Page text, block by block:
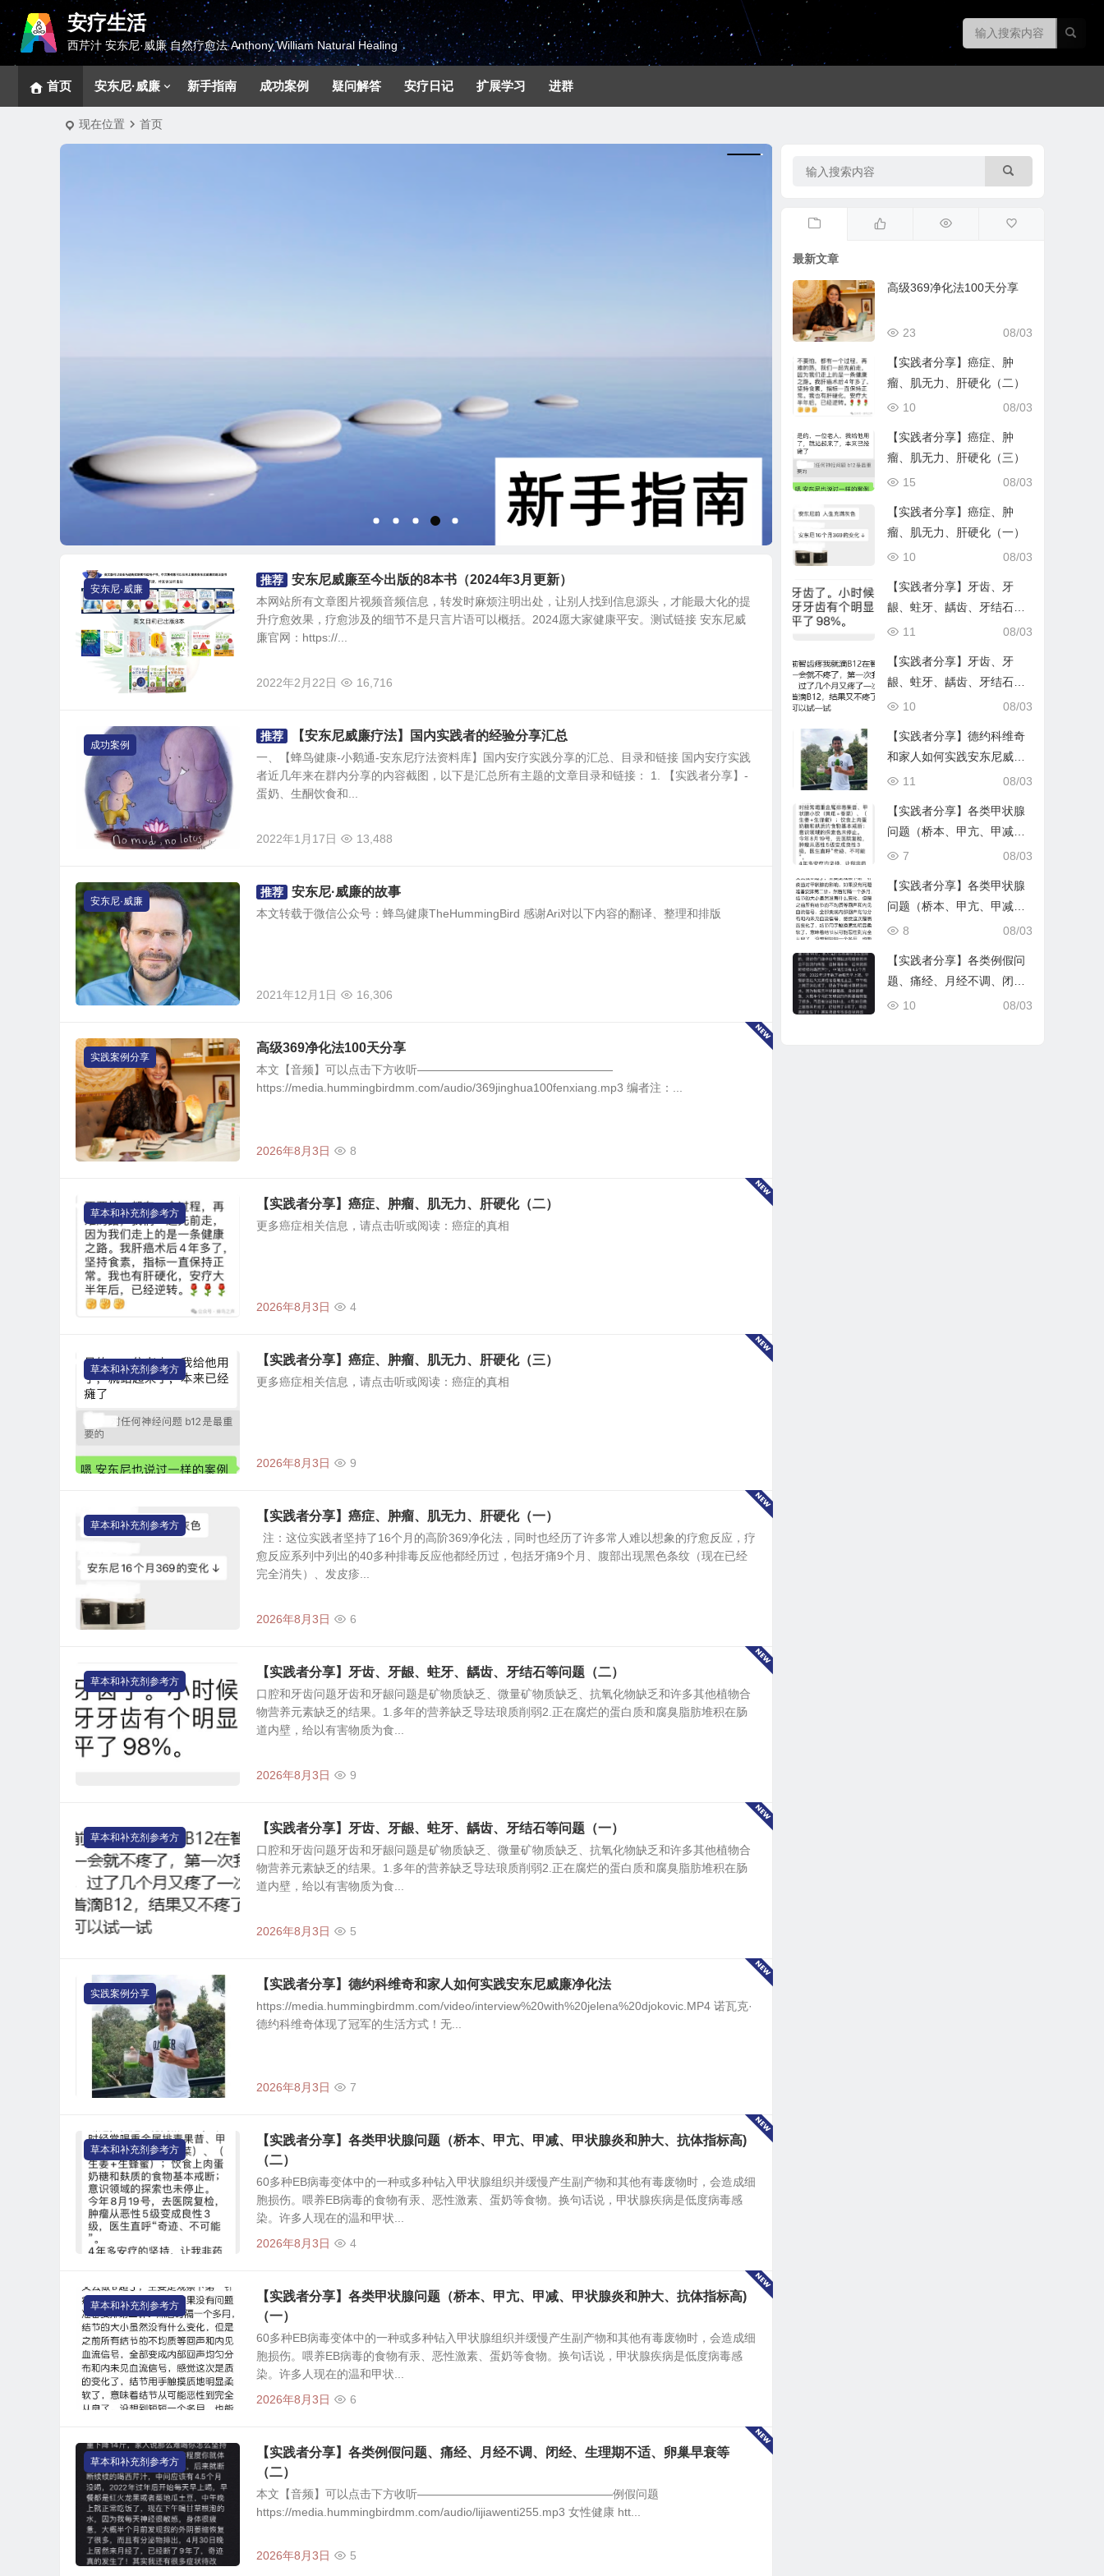
安疗生活
西芹汁 安东尼·威廉 自然疗愈法 Anthony William Natural Healing
首页 安东尼·威廉 新手指南 成功案例 疑问解答 安疗日记 扩展学习 进群
现在位置 首页
安东尼·威廉
推荐 安东尼威廉至今出版的8本书（2024年3月更新）
本网站所有文章图片视频音频信息，转发时麻烦注明出处，让别人找到信息源头，才能最大化的提
升疗愈效果，疗愈涉及的细节不是只言片语可以概括。2024愿大家健康平安。测试链接 安东尼威
廉官网：https://...
2022年2月22日 16,716
成功案例
推荐 【安东尼威廉疗法】国内实践者的经验分享汇总
一、【蜂鸟健康-小鹅通-安东尼疗法资料库】国内安疗实践分享的汇总、目录和链接 国内安疗实践
者近几年来在群内分享的内容截图，以下是汇总所有主题的文章目录和链接： 1. 【实践者分享】-
蛋奶、生酮饮食和...
2022年1月17日 13,488
安东尼·威廉
推荐 安东尼·威廉的故事
本文转载于微信公众号：蜂鸟健康TheHummingBird 感谢Ari对以下内容的翻译、整理和排版
2021年12月1日 16,306
实践案例分享
高级369净化法100天分享
本文【音频】可以点击下方收听—————————————————
https://media.hummingbirdmm.com/audio/369jinghua100fenxiang.mp3 编者注：...
2026年8月3日 8
草本和补充剂参考方
【实践者分享】癌症、肿瘤、肌无力、肝硬化（二）
更多癌症相关信息，请点击听或阅读：癌症的真相
2026年8月3日 4
草本和补充剂参考方
【实践者分享】癌症、肿瘤、肌无力、肝硬化（三）
更多癌症相关信息，请点击听或阅读：癌症的真相
2026年8月3日 9
草本和补充剂参考方
【实践者分享】癌症、肿瘤、肌无力、肝硬化（一）
注：这位实践者坚持了16个月的高阶369净化法，同时也经历了许多常人难以想象的疗愈反应，疗
愈反应系列中列出的40多种排毒反应他都经历过，包括牙痛9个月、腹部出现黑色条纹（现在已经
完全消失）、发皮疹...
2026年8月3日 6
草本和补充剂参考方
【实践者分享】牙齿、牙龈、蛀牙、龋齿、牙结石等问题（二）
口腔和牙齿问题牙齿和牙龈问题是矿物质缺乏、微量矿物质缺乏、抗氧化物缺乏和许多其他植物合
物营养元素缺乏的结果。1.多年的营养缺乏导珐琅质削弱2.正在腐烂的蛋白质和腐臭脂肪堆积在肠
道内壁，给以有害物质为食...
2026年8月3日 9
草本和补充剂参考方
【实践者分享】牙齿、牙龈、蛀牙、龋齿、牙结石等问题（一）
口腔和牙齿问题牙齿和牙龈问题是矿物质缺乏、微量矿物质缺乏、抗氧化物缺乏和许多其他植物合
物营养元素缺乏的结果。1.多年的营养缺乏导珐琅质削弱2.正在腐烂的蛋白质和腐臭脂肪堆积在肠
道内壁，给以有害物质为食...
2026年8月3日 5
实践案例分享
【实践者分享】德约科维奇和家人如何实践安东尼威廉净化法
https://media.hummingbirdmm.com/video/interview%20with%20jelena%20djokovic.MP4 诺瓦克·
德约科维奇体现了冠军的生活方式！无...
2026年8月3日 7
草本和补充剂参考方
【实践者分享】各类甲状腺问题（桥本、甲亢、甲减、甲状腺炎和肿大、抗体指标高)
（二）
60多种EB病毒变体中的一种或多种钻入甲状腺组织并缓慢产生副产物和其他有毒废物时，会造成细
胞损伤。喂养EB病毒的食物有汞、恶性激素、蛋奶等食物。换句话说，甲状腺疾病是低度病毒感
染。许多人现在的温和甲状...
2026年8月3日
4
草本和补充剂参考方
【实践者分享】各类甲状腺问题（桥本、甲亢、甲减、甲状腺炎和肿大、抗体指标高)
（一）
60多种EB病毒变体中的一种或多种钻入甲状腺组织并缓慢产生副产物和其他有毒废物时，会造成细
胞损伤。喂养EB病毒的食物有汞、恶性激素、蛋奶等食物。换句话说，甲状腺疾病是低度病毒感
染。许多人现在的温和甲状...
2026年8月3日
6
草本和补充剂参考方
【实践者分享】各类例假问题、痛经、月经不调、闭经、生理期不适、卵巢早衰等
（二）
本文【音频】可以点击下方收听—————————————————例假问题
https://media.hummingbirdmm.com/audio/lijiawenti255.mp3 女性健康 htt...
2026年8月3日 5
最新文章
高级369净化法100天分享
08/03
23
【实践者分享】癌症、肿
瘤、肌无力、肝硬化（二）
08/03
10
【实践者分享】癌症、肿
瘤、肌无力、肝硬化（三）
08/03
15
【实践者分享】癌症、肿
瘤、肌无力、肝硬化（一）
08/03
10
【实践者分享】牙齿、牙
龈、蛀牙、龋齿、牙结石等
问题（二）
08/03
11
【实践者分享】牙齿、牙
龈、蛀牙、龋齿、牙结石等
问题（一）
08/03
10
【实践者分享】德约科维奇
和家人如何实践安东尼威廉
净化法
08/03
11
【实践者分享】各类甲状腺
问题（桥本、甲亢、甲减、
甲状腺炎和肿大、抗体指标
08/03
7
【实践者分享】各类甲状腺
问题（桥本、甲亢、甲减、
甲状腺炎和肿大、抗体指标
08/03
8
【实践者分享】各类例假问
题、痛经、月经不调、闭
经、生理期不适、卵巢早衰
08/03
10